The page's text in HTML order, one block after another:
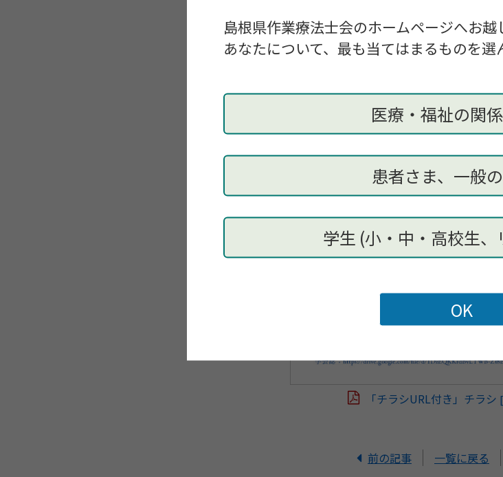
島根県作業療法士会のホームページへお越
あなたについて、最も当てはまるものを選
医療・福祉の関
患者さま、一般
学生 (小・中・高校生
「チラシURL付き」チラシ
前の記事 一覧に戻る